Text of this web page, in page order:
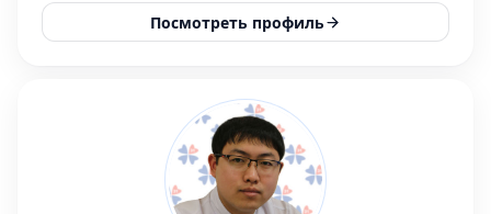
Посмотреть профиль